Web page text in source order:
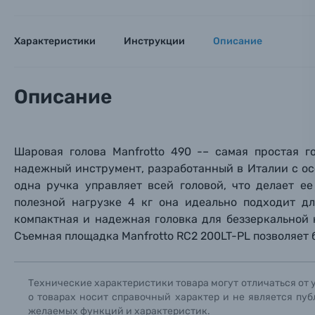
Электроника
Фоторамки
Фотоальбомы
Книги о фотографии, альбомы известных
Солнцезащитные очки
Характеристики Инструкции Описание
Описание
Шаровая голова Manfrotto 490 -– самая простая
надежный инструмент, разработанный в Италии с
одна ручка управляет всей головой, что делает
полезной нагрузке 4 кг она идеально подходит
компактная и надежная головка для беззеркальной
Съемная площадка Manfrotto RC2 200LT-PL
Технические характеристики товара могут отличаться
о товарах носит справочный характер и не является
желаемых функций и характеристик.